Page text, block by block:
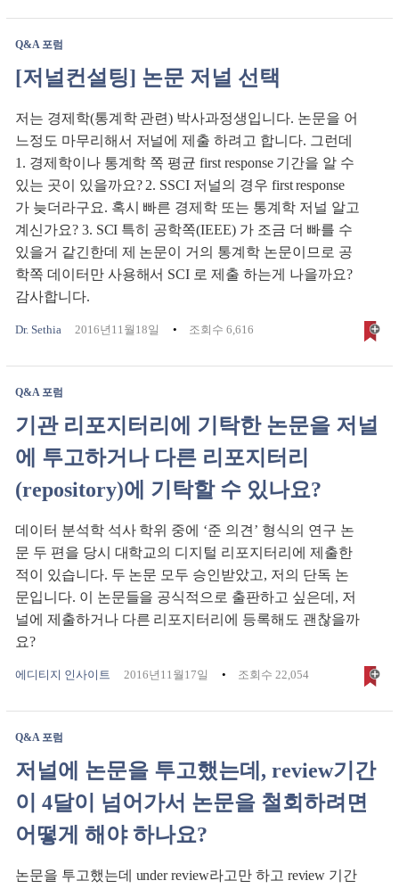
Q&A 포럼
[저널컨설팅] 논문 저널 선택
저는 경제학(통계학 관련) 박사과정생입니다. 논문을 어
느정도 마무리해서 저널에 제출 하려고 합니다. 그런데
1. 경제학이나 통계학 쪽 평균 first response 기간을 알 수
있는 곳이 있을까요? 2. SSCI 저널의 경우 first response
가 늦더라구요. 혹시 빠른 경제학 또는 통계학 저널 알고
계신가요? 3. SCI 특히 공학쪽(IEEE) 가 조금 더 빠를 수
있을거 같긴한데 제 논문이 거의 통계학 논문이므로 공
학쪽 데이터만 사용해서 SCI 로 제출 하는게 나을까요?
감사합니다.
Dr. Sethia 2016년11월18일 조회수 6,616
Q&A 포럼
기관 리포지터리에 기탁한 논문을 저널
에 투고하거나 다른 리포지터리
(repository)에 기탁할 수 있나요?
데이터 분석학 석사 학위 중에 ‘준 의견’ 형식의 연구 논
문 두 편을 당시 대학교의 디지털 리포지터리에 제출한
적이 있습니다. 두 논문 모두 승인받았고, 저의 단독 논
문입니다. 이 논문들을 공식적으로 출판하고 싶은데, 저
널에 제출하거나 다른 리포지터리에 등록해도 괜찮을까
요?
에디티지 인사이트 2016년11월17일 조회수 22,054
Q&A 포럼
저널에 논문을 투고했는데, review기간
이 4달이 넘어가서 논문을 철회하려면
어떻게 해야 하나요?
논문을 투고했는데 under review라고만 하고 review 기간